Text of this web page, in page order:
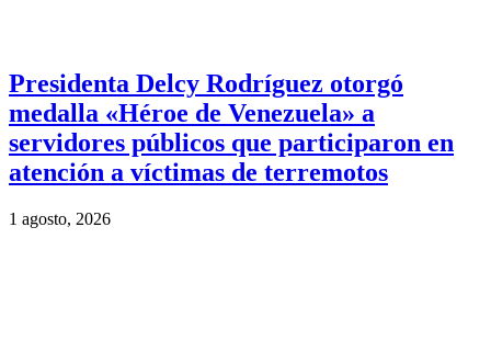
Presidenta Delcy Rodríguez otorgó
medalla «Héroe de Venezuela» a
servidores públicos que participaron en
atención a víctimas de terremotos
1 agosto, 2026